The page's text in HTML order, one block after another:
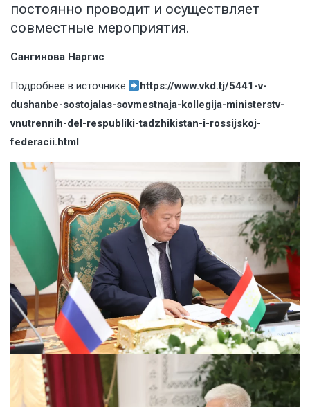
постоянно проводит и осуществляет
совместные мероприятия.
Сангинова Наргис
Подробнее в источнике:
https://www.vkd.tj/5441-v-
dushanbe-sostojalas-sovmestnaja-kollegija-ministerstv-
vnutrennih-del-respubliki-tadzhikistan-i-rossijskoj-
federacii.html